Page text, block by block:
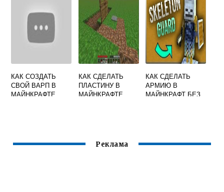
КАК СОЗДАТЬ
СВОЙ ВАРП В
МАЙНКРАФТЕ
КАК СДЕЛАТЬ
ПЛАСТИНУ В
МАЙНКРАФТЕ
КАК СДЕЛАТЬ
АРМИЮ В
МАЙНКРАФТ БЕЗ
Реклама